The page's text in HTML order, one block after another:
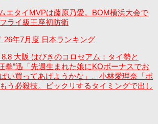
エタイMVPは藤原乃愛。BOM横浜大会で
ライ級王座初防衛
26年7月度 日本ランキング
大阪 はびきのコロセアム：タイ勢と
拳”迅「先週生まれた娘にKOボーナスでお
い買ってあげようかな」、小林愛理奈「ボ
う必殺技。ビックリするタイミングで出し